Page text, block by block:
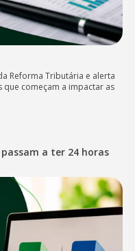
Reforma Tributária e alerta
começam a impactar as
a ter 24 horas